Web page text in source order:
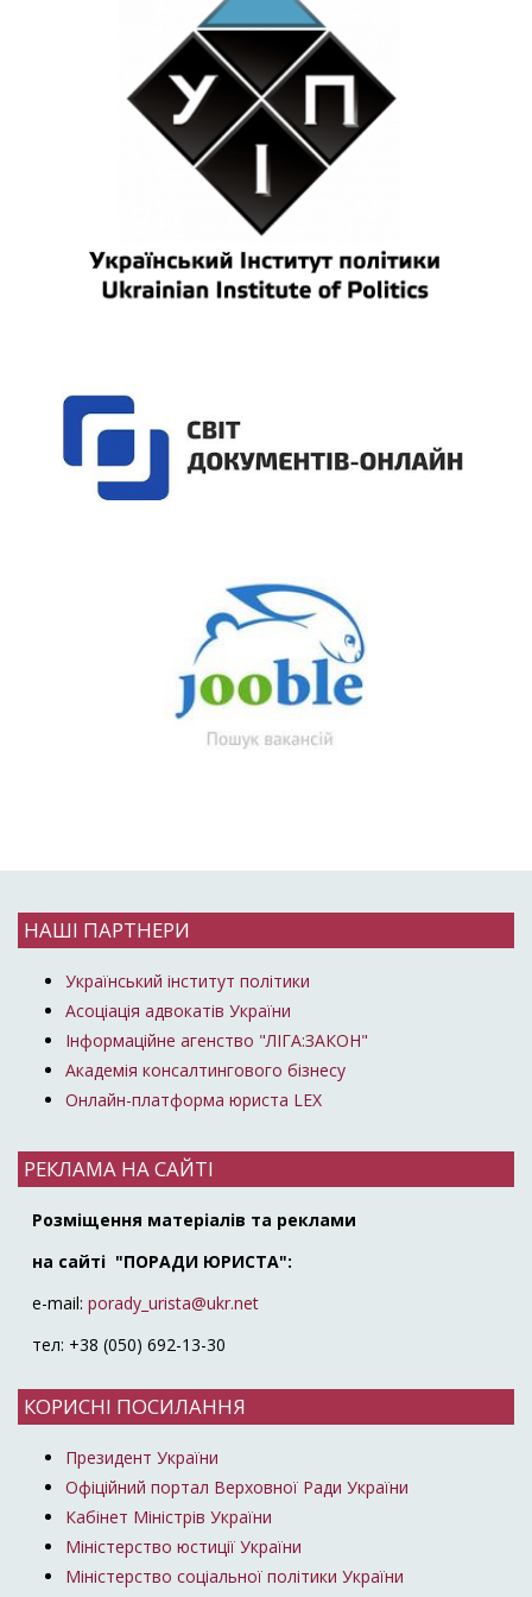
НАШІ ПАРТНЕРИ
Український інститут політики
Асоціація адвокатів України
Інформаційне агенство "ЛІГА:ЗАКОН"
Академія консалтингового бізнесу
Онлайн-платформа юриста LEX
РЕКЛАМА НА САЙТІ
Розміщення матеріалів та реклами
на сайті "ПОРАДИ ЮРИСТА":
e-mail: porady_urista@ukr.net
тел: +38 (050) 692-13-30
КОРИСНІ ПОСИЛАННЯ
Президент України
Офіційний портал Верховної Ради України
Кабінет Міністрів України
Міністерство юстиції України
Міністерство соціальної політики України